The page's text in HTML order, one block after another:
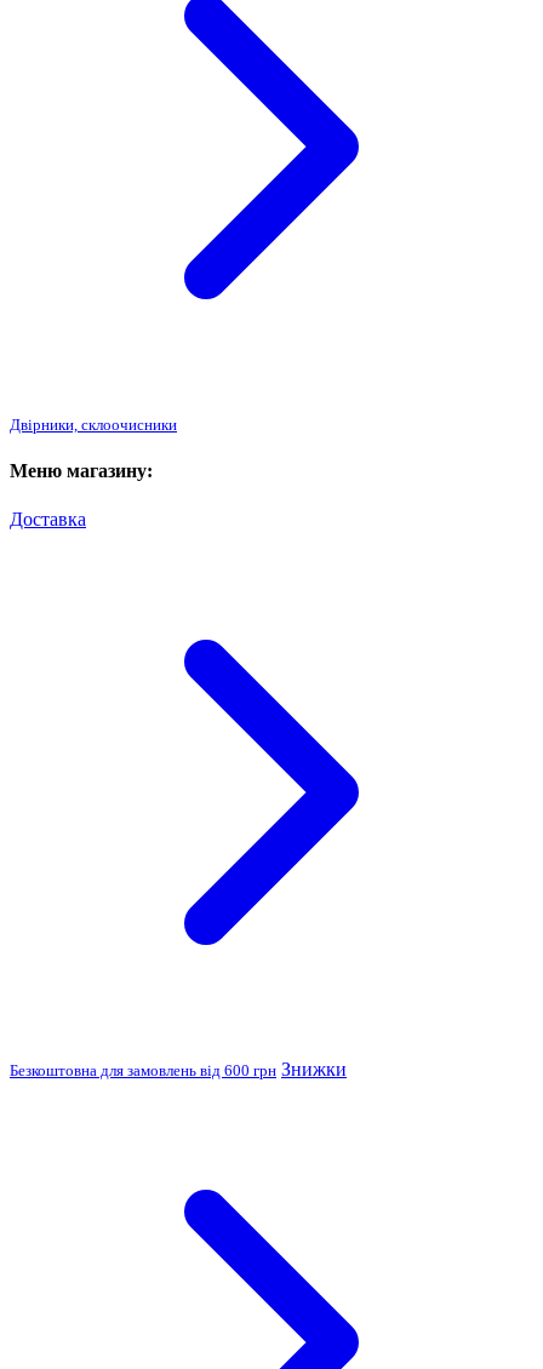
Двірники, склоочисники
Меню магазину:
Доставка
Безкоштовна для замовлень від 600 грн Знижки